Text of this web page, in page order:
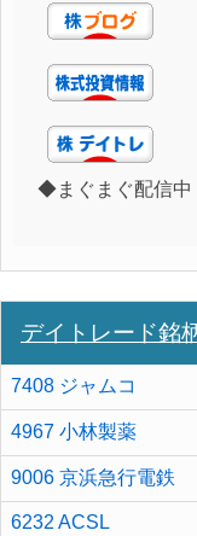
◆まぐまぐ配信中
デイトレード銘
7408 ジャムコ
4967 小林製薬
9006 京浜急行電鉄
6232 ACSL